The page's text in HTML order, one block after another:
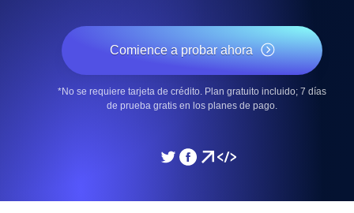
Comience a probar ahora
*No se requiere tarjeta de crédito. Plan gratuito incluido; 7 días
de prueba gratis en los planes de pago.